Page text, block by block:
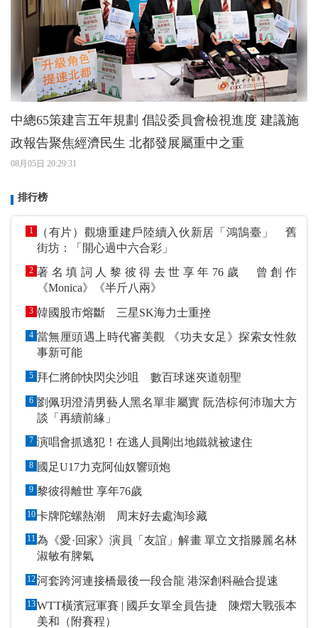
中總65策建言五年規劃 倡設委員會檢視進度 建議施
政報告聚焦經濟民生 北都發展屬重中之重
08月05日 20:29:31
排行榜
1
（有片）觀塘重建戶陸續入伙新居「鴻鵠臺」 舊
街坊：「開心過中六合彩」
2 著名填詞人黎彼得去世享年76歲 曾創作
《Monica》《半斤八兩》
3 韓國股市熔斷 三星SK海力士重挫
4 當無厘頭遇上時代審美觀 《功夫女足》探索女性敘
事新可能
5 拜仁將帥快閃尖沙咀 數百球迷夾道朝聖
6 劉佩玥澄清男藝人黑名單非屬實 阮浩棕何沛珈大方
談「再續前緣」
7 演唱會抓逃犯！在逃人員剛出地鐵就被逮住
8 國足U17力克阿仙奴響頭炮
9 黎彼得離世 享年76歲
10卡牌陀螺熱潮 周末好去處淘珍藏
11為《愛·回家》演員「友誼」解畫 單立文指滕麗名林
淑敏有脾氣
12 河套跨河連接橋最後一段合龍 港深創科融合提速
13WTT橫濱冠軍賽 | 國乒女單全員告捷 陳熠大戰張本
美和（附賽程）